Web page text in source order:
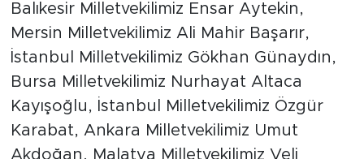
Balıkesir Milletvekilimiz Ensar Aytekin,
Mersin Milletvekilimiz Ali Mahir Başarır,
İstanbul Milletvekilimiz Gökhan Günaydın,
Bursa Milletvekilimiz Nurhayat Altaca
Kayışoğlu, İstanbul Milletvekilimiz Özgür
Karabat, Ankara Milletvekilimiz Umut
Akdoğan, Malatya Milletvekilimiz Veli